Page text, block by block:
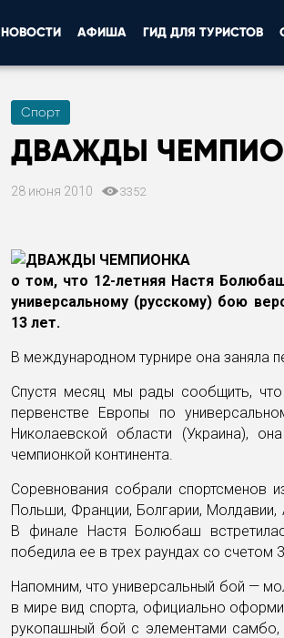
НОВОСТИ АФИША ГИД ДЛЯ ТУРИСТОВ
Спорт
ДВАЖДЫ
28 июня 2010 3352
о том, что 12-летняя Настя
универсальному (русскому) бою
13 лет.
В международном турнире она заняла
Спустя месяц мы рады сообщить,
первенстве Европы по
Николаевской области (Украина),
чемпионкой континента.
Соревнования собрали спортсменов
Польши, Франции, Болгарии,
В финале Настя Болюбаш
победила ее в трех раундах со счетом
Напомним, что универсальный бой —
в мире вид спорта, официально
рукопашный бой с элементами